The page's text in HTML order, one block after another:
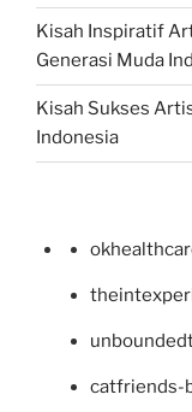
Kisah Inspiratif
Generasi Muda
Kisah Sukses
Indonesia
catfriends-